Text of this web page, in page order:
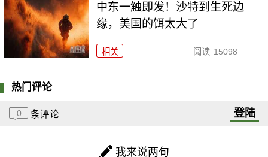
中东一触即发！沙特到生死边
缘，美国的饵太大了
相关 阅读 15098
热门评论
0 条评论 登陆
我来说两句